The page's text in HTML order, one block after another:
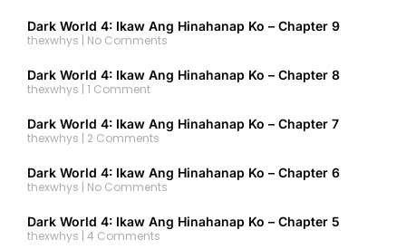
Dark World 4: Ikaw Ang Hinahanap Ko – Chapter 9
thexwhys
No Comments
Dark World 4: Ikaw Ang Hinahanap Ko – Chapter 8
thexwhys 1 Comment
Dark World 4: Ikaw Ang Hinahanap Ko – Chapter 7
thexwhys
2 Comments
Dark World 4: Ikaw Ang Hinahanap Ko – Chapter 6
thexwhys
No Comments
Dark World 4: Ikaw Ang Hinahanap Ko – Chapter 5
thexwhys 4 Comments